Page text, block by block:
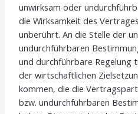
unwirksam oder
die Wirksamkeit des
unberührt. An die Stelle der
undurchführbaren
und durchführbare Regelung
der wirtschaftlichen
kommen, die die
bzw. undurchführbaren